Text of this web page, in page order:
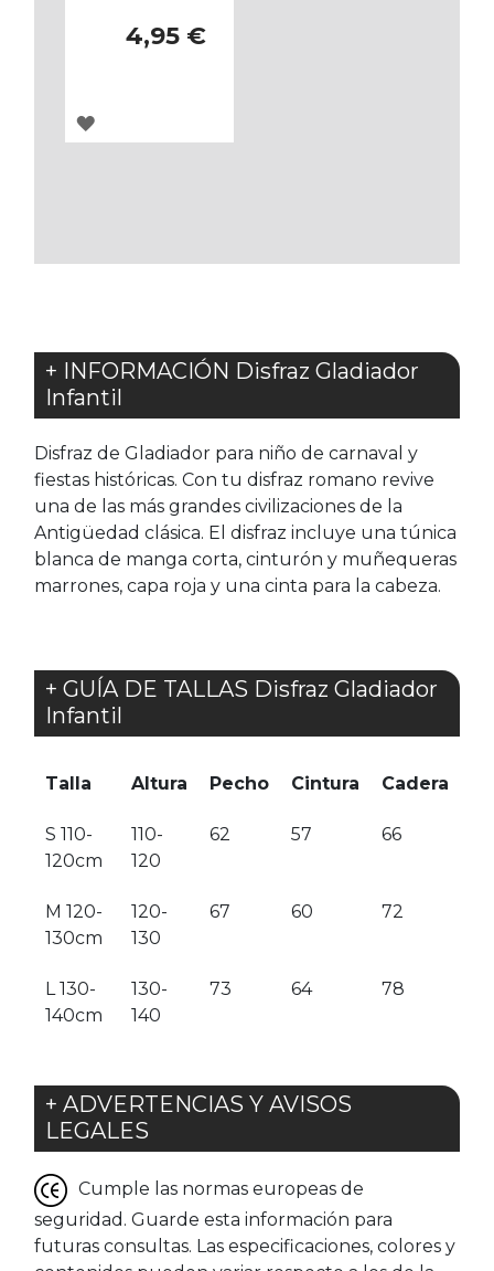
4,95 €
AGREGAR
+ INFORMACIÓN Disfraz Gladiador
Infantil
Disfraz de Gladiador para niño de carnaval y
fiestas históricas. Con tu disfraz romano revive
una de las más grandes civilizaciones de la
Antigüedad clásica. El disfraz incluye una túnica
blanca de manga corta, cinturón y muñequeras
marrones, capa roja y una cinta para la cabeza.
+ GUÍA DE TALLAS Disfraz Gladiador
Infantil
Talla Altura Pecho Cintura Cadera
S 110-
120cm
110-
120
62 57 66
M 120-
130cm
120-
130
67 60 72
L 130-
140cm
130-
140
73 64 78
+ ADVERTENCIAS Y AVISOS
LEGALES
Cumple las normas europeas de
seguridad. Guarde esta información para
futuras consultas. Las especificaciones, colores y